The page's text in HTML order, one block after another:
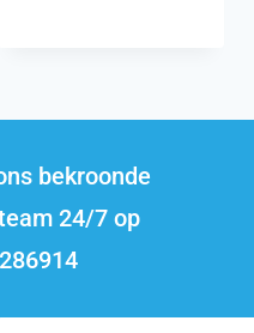
bekroonde
24/7 op